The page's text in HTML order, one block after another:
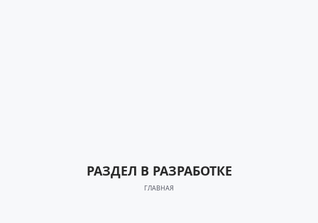
РАЗДЕЛ В РАЗРАБОТКЕ
ГЛАВНАЯ